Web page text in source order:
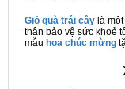
Giỏ quà trái cây là
thân bảo vệ sức khoẻ
mẫu hoa chúc mừng